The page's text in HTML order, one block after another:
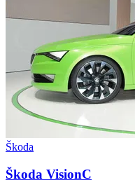
Škoda
Škoda VisionC